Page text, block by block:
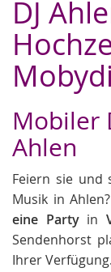
DJ
Mobiler
Ahlen
Feiern sie und
Musik in
eine Partyin
Sendenhorst
Ihrer Verfügung.